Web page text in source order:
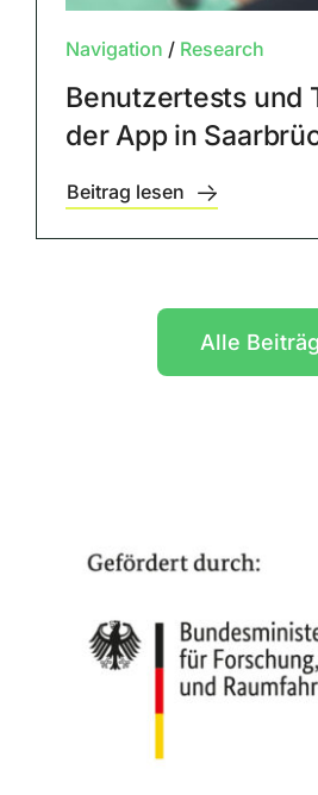
Navigation / Research
Benutzertests und
der App in
Beitrag lesen
Alle